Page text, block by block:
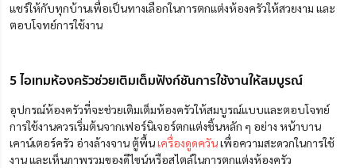
แชร์ให้กับทุกบ้านเพื่อเป็นทางเลือกในการตกแต่งห้องครัวให้สวยงาม และ
ตอบโจทย์การใช้งาน
5 ไอเทมห้องครัวช่วยเติมเต็มฟังก์ชันการใช้งานให้สมบูรณ์
อุปกรณ์ห้องครัวที่จะช่วยเติมเต็มห้องครัวให้สมบูรณ์แบบและตอบโจทย์
การใช้งานควรเริ่มต้นจากเฟอร์นิเจอร์ตกแต่งชิ้นหลัก ๆ อย่าง หน้าบาน
เคาน์เตอร์ครัว อ่างล้างจาน ตู้พื้นเครื่องดูดควันเพื่อความสะดวกในการใช้
งาน และเห็นภาพรวมของดีไซน์หรือสไตล์ในการตกแต่งห้องครัว